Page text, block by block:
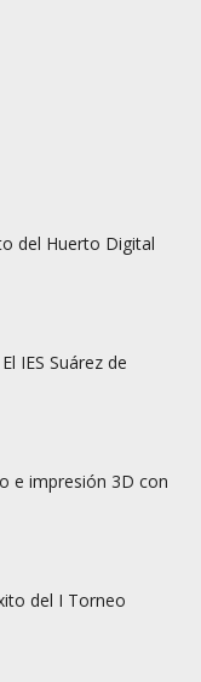
del Huerto Digital
IES Suárez de
e impresión 3D con
del I Torneo